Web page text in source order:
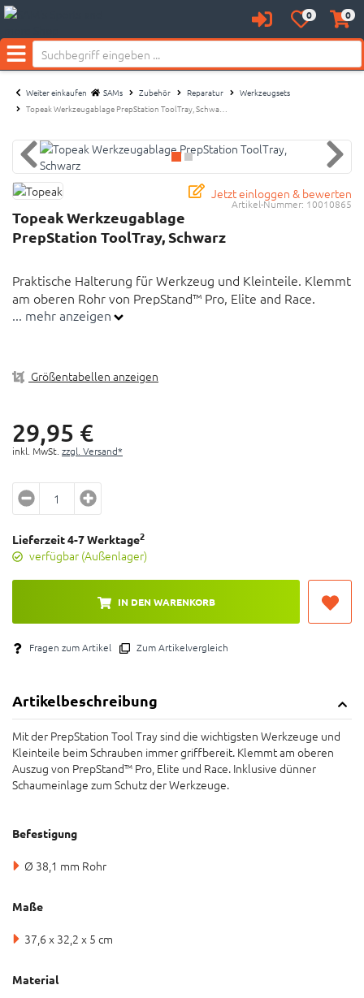
AnmeldenMerkzettel
aufklappen
0 0
Menü
Weiter einkaufen SAMs Zubehör Reparatur
Werkzeugsets
Topeak Werkzeugablage PrepStation ToolTray, Schwa…
Jetzt einloggen & bewerten
Artikel-Nummer: 10010865
Topeak Werkzeugablage
PrepStation ToolTray, Schwarz
Praktische Halterung für Werkzeug und Kleinteile. Klemmt
am oberen Rohr von PrepStand™ Pro, Elite and Race.
Inklusive dünner Schaumlage um Werkzeuge zu schützen.
Klemmt am oberen Rohr von PrepStand Pro, Elite
schützen
Material: Fiberglas-Composite
Befestigung: Ø 38,1 mm Rohr
... mehr anzeigen
Größentabellen anzeigen
29,95 €
inkl. MwSt. zzgl. Versand*
Lieferzeit 4-7 Werktage2
verfügbar (Außenlager)
IN DEN WARENKORB
Fragen zum Artikel Zum Artikelvergleich
Artikelbeschreibung
Mit der PrepStation Tool Tray sind die wichtigsten Werkzeuge und
Kleinteile beim Schrauben immer griffbereit. Klemmt am oberen
Auszug von PrepStand™ Pro, Elite und Race. Inklusive dünner
Schaumeinlage zum Schutz der Werkzeuge.
Befestigung
Ø 38,1 mm Rohr
Maße
37,6 x 32,2 x 5 cm
Material